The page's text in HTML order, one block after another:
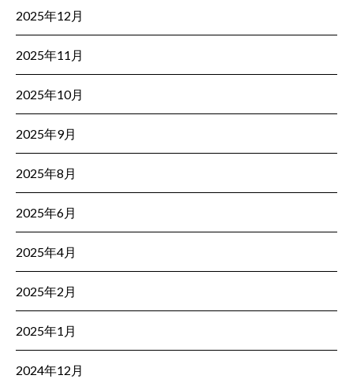
2025年12月
2025年11月
2025年10月
2025年9月
2025年8月
2025年6月
2025年4月
2025年2月
2025年1月
2024年12月